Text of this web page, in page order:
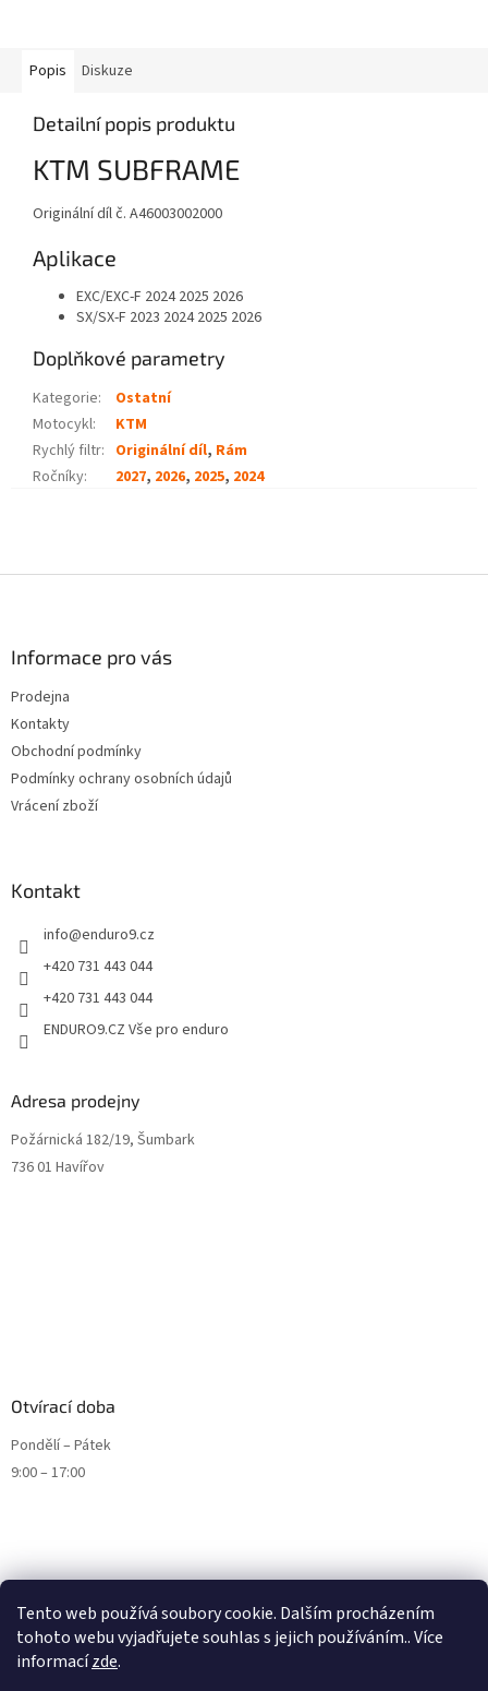
Tento web používá soubory cookie. Dalším procházením
tohoto webu vyjadřujete souhlas s jejich používáním.. Více
informacízde.
Popis Diskuze
Detailní popis produktu
KTM SUBFRAME
Originální díl č. A46003002000
Aplikace
EXC/EXC-F 2024 2025 2026
SX/SX-F 2023 2024 2025 2026
Doplňkové parametry
Kategorie:
Ostatní
Motocykl:
KTM
Rychlý filtr: Originální díl, Rám
Ročníky: 2027, 2026, 2025, 2024
Informace pro vás
Prodejna
Kontakty
Obchodní podmínky
Podmínky ochrany osobních údajů
Vrácení zboží
Kontakt
info@enduro9.cz
+420 731 443 044
+420 731 443 044
ENDURO9.CZ Vše pro enduro
Adresa prodejny
Požárnická 182/19, Šumbark
736 01 Havířov
Otvírací doba
Pondělí – Pátek
9:00 – 17:00